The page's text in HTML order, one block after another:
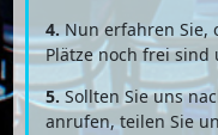
4. Nun erfahren Sie,
Plätze noch frei
5.Sollten Sie uns
anrufen, teilen Sie